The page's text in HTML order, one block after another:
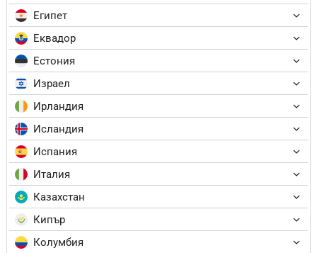
Египет
Еквадор
Естония
Израел
Ирландия
Исландия
Испания
Италия
Казахстан
Кипър
Колумбия